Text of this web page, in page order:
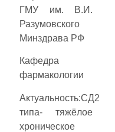
ГМУ им. В.И.
Разумовского
Минздрава РФ
Кафедра
фармакологии
Актуальность:СД2
типа- тяжёлое
хроническое